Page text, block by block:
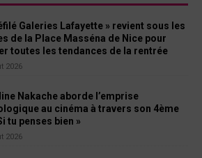
Galeries Lafayette » revient sous les
de la Place Masséna de Nice pour
toutes les tendances de la rentrée
2026
Nakache aborde l’emprise
au cinéma à travers son 4ème
tu penses bien »
2026